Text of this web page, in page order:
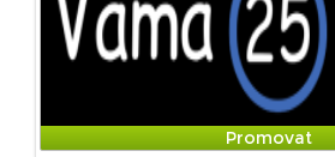
Promovat